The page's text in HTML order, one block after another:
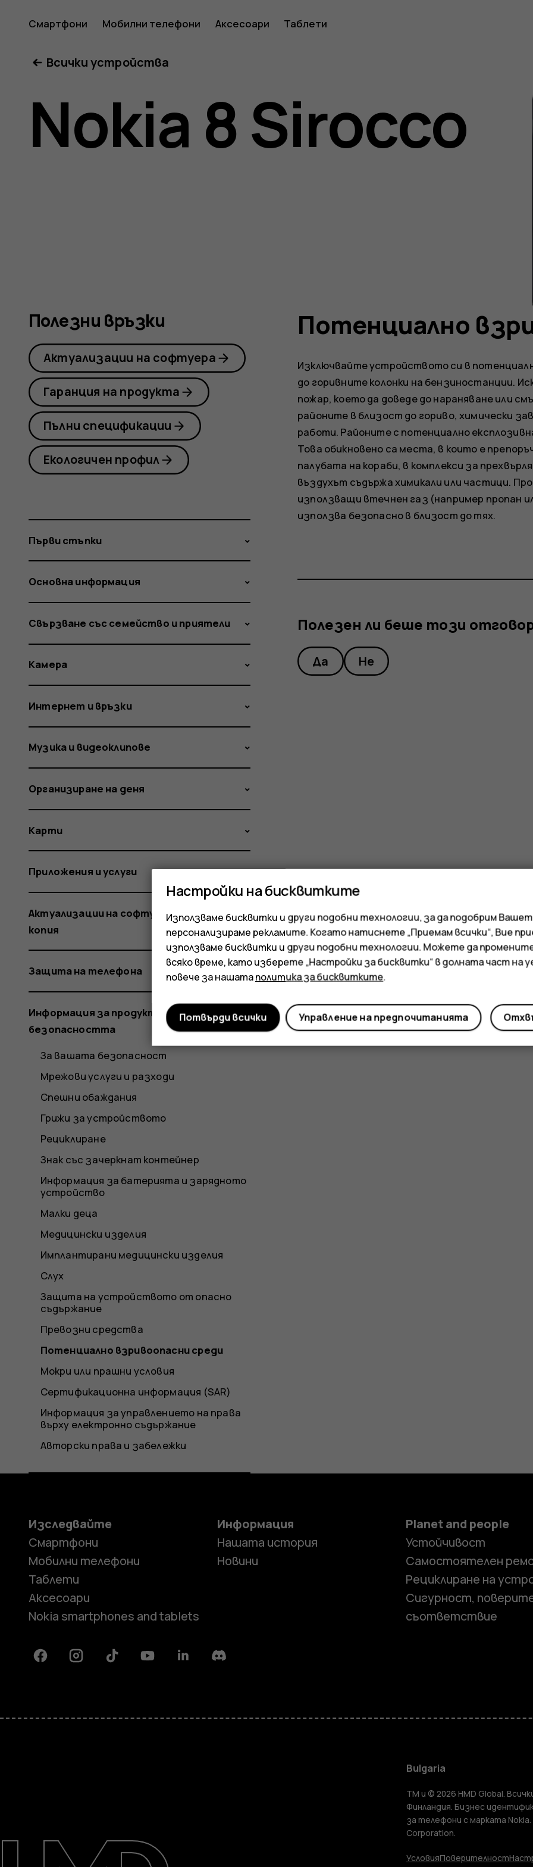
Ръководство
на
потребителя
Nokia
8
Sirocco
Смартфони Мобилни телефони Аксесоари Таблети
Мобилни
Аксесоари
Поддръжка
Всички устройства
Nokia 8 Sirocco
Потенциално
Изключвайте устройството си в
до горивните колонки на бензиностанции.
пожар, което да доведе до нараняване или
районите в близост до гориво, химически
работи. Районите с потенциално
Това обикновено са места, в които е
палубата на кораби, в комплекси за
въздухът съдържа химикали или частици.
използващи втечнен газ (например пропан
използва безопасно в близост до тях.
Полезен ли беше този
Да Не
Полезни връзки
Актуализации на софтуера
Гаранция на продукта
Пълни спецификации
Екологичен профил
Първи стъпки
Основна информация
Свързване със семейство и приятели
Камера
Интернет и връзки
Музика и видеоклипове
Организиране на деня
Карти
Приложения и услуги
Актуализации на софтуера и резервни
копия
Защита на телефона
Информация за продукта и
безопасността
За вашата безопасност
Мрежови услуги и разходи
Спешни обаждания
Грижи за устройството
Рециклиране
Знак със зачеркнат контейнер
Информация за батерията и зарядното
устройство
Малки деца
Медицински изделия
Имплантирани медицински изделия
Слух
Защита на устройството от опасно
съдържание
Превозни средства
Потенциално взривоопасни среди
Мокри или прашни условия
Сертификационна информация (SAR)
Информация за управлението на права
върху електронно съдържание
Авторски права и забележки
Изследвайте
Смартфони
Мобилни телефони
Таблети
Аксесоари
Nokia smartphones and tablets
Информация
Нашата история
Новини
Planet and people
Устойчивост
Самостоятелен
Рециклиране на
Сигурност,
съответствие
FacebookInstagramTiktok YoutubeLinkedinDiscord
Bulgaria
TM и © 2026 HMD Global.
Финландия. Бизнес
за телефони с марката
Corporation.
УсловияПоверителност
Настройки на бисквитките
Използваме бисквитки и други подобни технологии, за да подобрим
персонализираме рекламите. Когато натиснете „Приемам всички“, Вие
използваме бисквитки и други подобни технологии. Можете да
всяко време, като изберете „Настройки за бисквитки“ в долната част на
повече за нашатаполитика за бисквитките.
Управление на предпочитанията
Потвърди всички